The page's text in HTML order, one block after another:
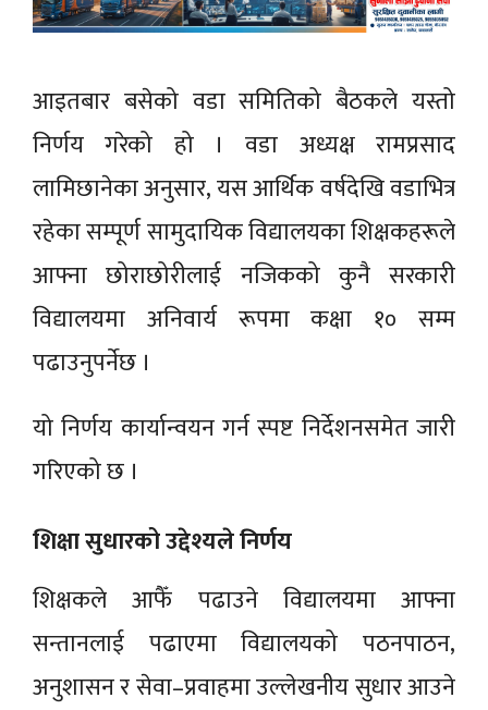
आइतबार बसेको वडा समितिको बैठकले यस्तो
निर्णय गरेको हो । वडा अध्यक्ष रामप्रसाद
लामिछानेका अनुसार, यस आर्थिक वर्षदेखि वडाभित्र
रहेका सम्पूर्ण सामुदायिक विद्यालयका शिक्षकहरूले
आफ्ना छोराछोरीलाई नजिकको कुनै सरकारी
विद्यालयमा अनिवार्य रूपमा कक्षा १० सम्म
पढाउनुपर्नेछ ।
यो निर्णय कार्यान्वयन गर्न स्पष्ट निर्देशनसमेत जारी
गरिएको छ ।
शिक्षा सुधारको उद्देश्यले निर्णय
शिक्षकले आफैँ पढाउने विद्यालयमा आफ्ना
सन्तानलाई पढाएमा विद्यालयको पठनपाठन,
अनुशासन र सेवा–प्रवाहमा उल्लेखनीय सुधार आउने